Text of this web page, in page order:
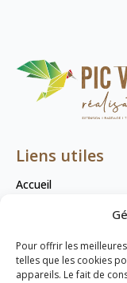
Pour offrir les
telles que les cookies
appareils. Le fait de
Liens utiles
Accueil
Plan de site